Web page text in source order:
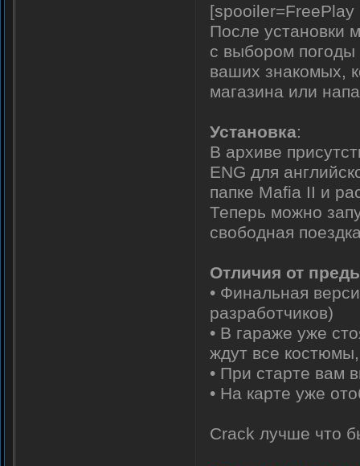
После установки
с выбором погоды
ваших знакомых,
магазина или
Установка:
В архиве
ENG для
папке Mafia II и
Теперь можно
свободная
Отличия от
• Финальная
разработчиков)
• В гараже уже
ждут все
• При старте вам
• На карте уже
Crack лучше что